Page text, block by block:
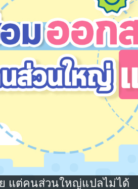
แต่คนส่วนใหญ่แปลไม่ได้